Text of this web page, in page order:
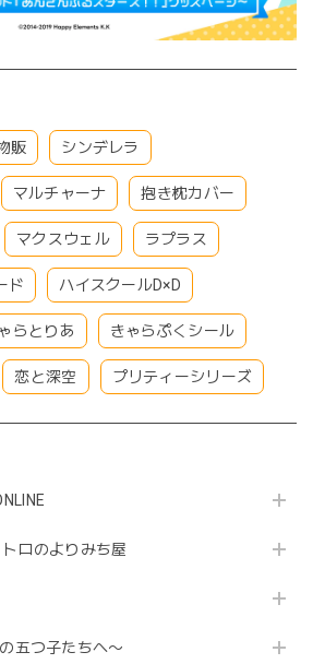
販 シンデレラ
マルチャーナ 抱き枕カバー
マクスウェル ラプラス
ド ハイスクールD×D
らとりあ きゃらぷくシール
恋と深空 プリティーシリーズ
トロのよりみち屋
五つ子たちへ〜